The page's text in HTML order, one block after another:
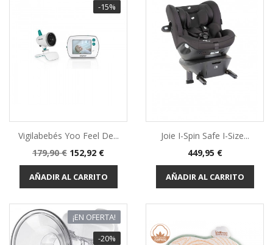
-15%
Vigilabebés Yoo Feel De...
Precio
base
179,90 € Precio
152,92 €
AÑADIR AL CARRITO
Joie I-Spin Safe I-Size...
Precio
449,95 €
AÑADIR AL CARRITO
¡EN OFERTA!
-20%